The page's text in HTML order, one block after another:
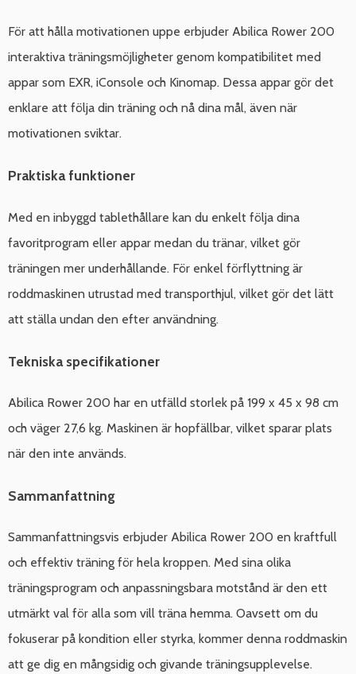
För att hålla motivationen uppe erbjuder Abilica Rower 200
interaktiva träningsmöjligheter genom kompatibilitet med
appar som EXR, iConsole och Kinomap. Dessa appar gör det
enklare att följa din träning och nå dina mål, även när
motivationen sviktar.
Praktiska funktioner
Med en inbyggd tablethållare kan du enkelt följa dina
favoritprogram eller appar medan du tränar, vilket gör
träningen mer underhållande. För enkel förflyttning är
roddmaskinen utrustad med transporthjul, vilket gör det lätt
att ställa undan den efter användning.
Tekniska specifikationer
Abilica Rower 200 har en utfälld storlek på 199 x 45 x 98 cm
och väger 27,6 kg. Maskinen är hopfällbar, vilket sparar plats
när den inte används.
Sammanfattning
Sammanfattningsvis erbjuder Abilica Rower 200 en kraftfull
och effektiv träning för hela kroppen. Med sina olika
träningsprogram och anpassningsbara motstånd är den ett
utmärkt val för alla som vill träna hemma. Oavsett om du
fokuserar på kondition eller styrka, kommer denna roddmaskin
att ge dig en mångsidig och givande träningsupplevelse.